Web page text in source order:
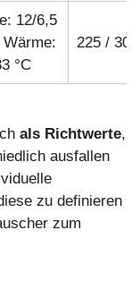
12/6,5
Wärme:
°C
225 /
als Richtwerte,
ausfallen
zu definieren
zum